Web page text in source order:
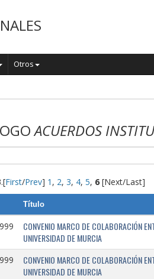
Otros
ACUERDOS
[First/Prev] 1 , 2, 3, 4, 5, 6[Next/Last]
Título
CONVENIO MARCO DE COLABORACIÓN
UNIVERSIDAD DE MURCIA
CONVENIO MARCO DE COLABORACIÓN
UNIVERSIDAD DE MURCIA